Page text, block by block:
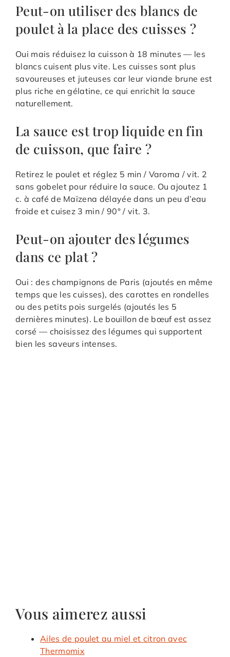
Peut-on utiliser des blancs de
poulet à la place des cuisses ?
Oui mais réduisez la cuisson à 18 minutes — les
blancs cuisent plus vite. Les cuisses sont plus
savoureuses et juteuses car leur viande brune est
plus riche en gélatine, ce qui enrichit la sauce
naturellement.
La sauce est trop liquide en fin
de cuisson, que faire ?
Retirez le poulet et réglez 5 min / Varoma / vit. 2
sans gobelet pour réduire la sauce. Ou ajoutez 1
c. à café de Maïzena délayée dans un peu d’eau
froide et cuisez 3 min / 90° / vit. 3.
Peut-on ajouter des légumes
dans ce plat ?
Oui : des champignons de Paris (ajoutés en même
temps que les cuisses), des carottes en rondelles
ou des petits pois surgelés (ajoutés les 5
dernières minutes). Le bouillon de bœuf est assez
corsé — choisissez des légumes qui supportent
bien les saveurs intenses.
Vous aimerez aussi
Ailes de poulet au miel et citron avec
Thermomix